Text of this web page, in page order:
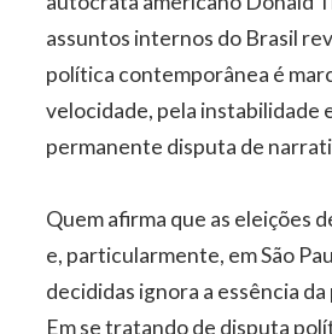
assuntos internos do Brasil
política contemporânea é
velocidade, pela instabilidade
permanente disputa de
Quem afirma que as eleições
e, particularmente, em São
decididas ignora a essência
Em se tratando de disputa